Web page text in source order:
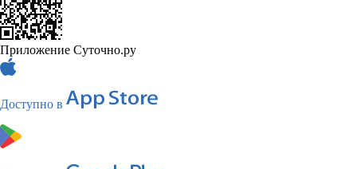
Приложение Суточно.ру
Доступно в